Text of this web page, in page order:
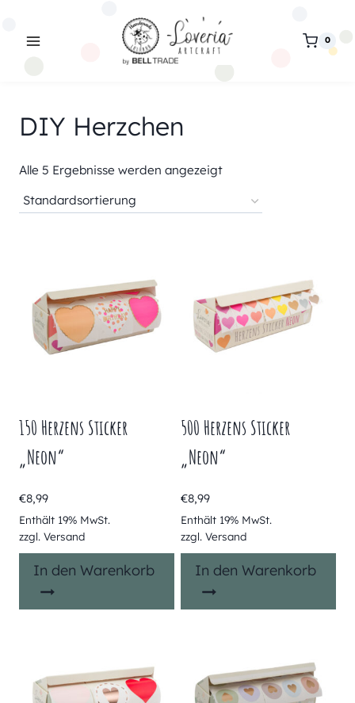
0
DIY Herzchen
Alle 5 Ergebnisse werden angezeigt
150 Herzens Sticker
„Neon“
€8,99
Enthält 19% MwSt.
zzgl. Versand
In den Warenkorb
500 Herzens Sticker
„Neon“
€8,99
Enthält 19% MwSt.
zzgl. Versand
In den Warenkorb